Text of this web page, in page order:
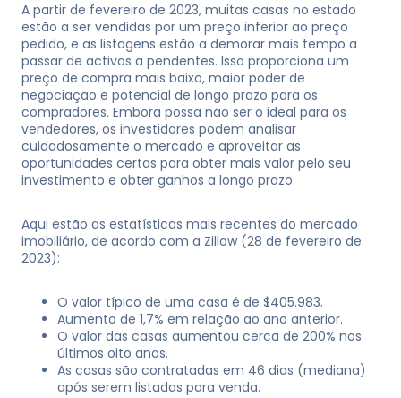
A partir de fevereiro de 2023, muitas casas no estado
estão a ser vendidas por um preço inferior ao preço
pedido, e as listagens estão a demorar mais tempo a
passar de activas a pendentes. Isso proporciona um
preço de compra mais baixo, maior poder de
negociação e potencial de longo prazo para os
compradores. Embora possa não ser o ideal para os
vendedores, os investidores podem analisar
cuidadosamente o mercado e aproveitar as
oportunidades certas para obter mais valor pelo seu
investimento e obter ganhos a longo prazo.
Aqui estão as estatísticas mais recentes do mercado
imobiliário, de acordo com a Zillow (28 de fevereiro de
2023):
O valor típico de uma casa é de $405.983.
Aumento de 1,7% em relação ao ano anterior.
O valor das casas aumentou cerca de 200% nos
últimos oito anos.
As casas são contratadas em 46 dias (mediana)
após serem listadas para venda.